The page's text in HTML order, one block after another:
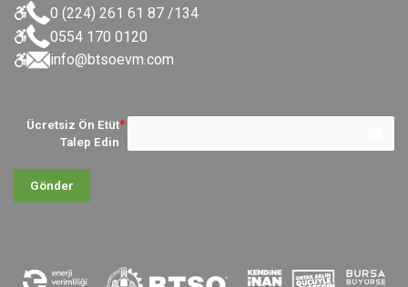
0 (224) 261 61 87 /134
0554 170 0120
info@btsoevm.com
Ücretsiz Ön Etüt
Talep Edin
Gönder